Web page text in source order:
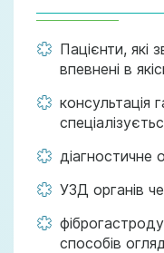
Пацієнти, які
впевнені в
консультація
діагностичне
УЗД органів
способів